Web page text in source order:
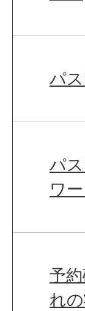
パ
パ
ワ
予
れ